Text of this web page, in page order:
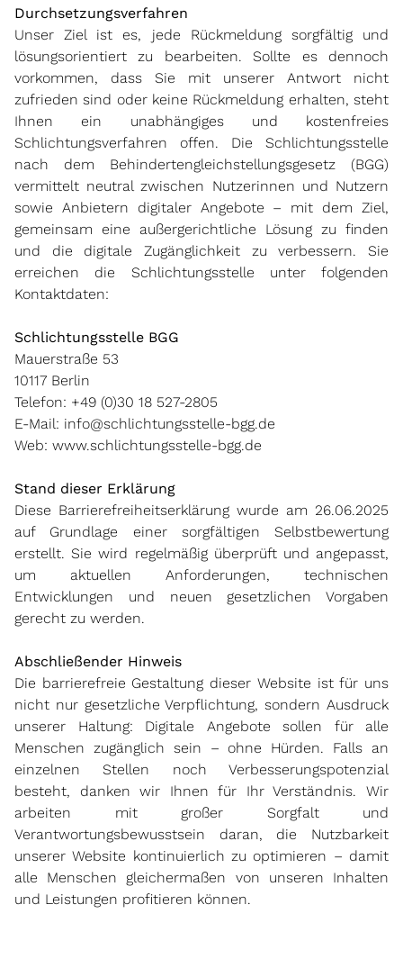
Durchsetzungsverfahren
Unser Ziel ist es, jede Rückmeldung sorgfältig und
lösungsorientiert zu bearbeiten. Sollte es dennoch
vorkommen, dass Sie mit unserer Antwort nicht
zufrieden sind oder keine Rückmeldung erhalten, steht
Ihnen ein unabhängiges und kostenfreies
Schlichtungsverfahren offen. Die Schlichtungsstelle
nach dem Behindertengleichstellungsgesetz (BGG)
vermittelt neutral zwischen Nutzerinnen und Nutzern
sowie Anbietern digitaler Angebote – mit dem Ziel,
gemeinsam eine außergerichtliche Lösung zu finden
und die digitale Zugänglichkeit zu verbessern. Sie
erreichen die Schlichtungsstelle unter folgenden
Kontaktdaten:
Schlichtungsstelle BGG
Mauerstraße 53
10117 Berlin
Telefon: +49 (0)30 18 527-2805
E-Mail: info@schlichtungsstelle-bgg.de
Web: www.schlichtungsstelle-bgg.de
Stand dieser Erklärung
Diese Barrierefreiheitserklärung wurde am 26.06.2025
auf Grundlage einer sorgfältigen Selbstbewertung
erstellt. Sie wird regelmäßig überprüft und angepasst,
um aktuellen Anforderungen, technischen
Entwicklungen und neuen gesetzlichen Vorgaben
gerecht zu werden.
Abschließender Hinweis
Die barrierefreie Gestaltung dieser Website ist für uns
nicht nur gesetzliche Verpflichtung, sondern Ausdruck
unserer Haltung: Digitale Angebote sollen für alle
Menschen zugänglich sein – ohne Hürden. Falls an
einzelnen Stellen noch Verbesserungspotenzial
besteht, danken wir Ihnen für Ihr Verständnis. Wir
arbeiten mit großer Sorgfalt und
Verantwortungsbewusstsein daran, die Nutzbarkeit
unserer Website kontinuierlich zu optimieren – damit
alle Menschen gleichermaßen von unseren Inhalten
und Leistungen profitieren können.